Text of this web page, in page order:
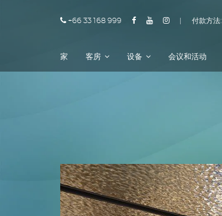
+66 33 168 999 付款方法:
家 客房 设备 会议和活动